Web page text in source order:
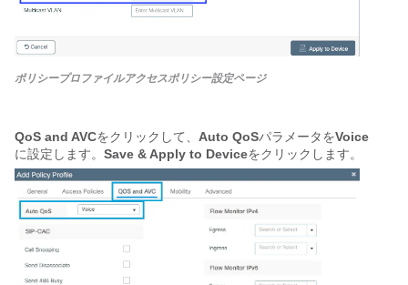
ポリシープロファイルアクセスポリシー設定ページ
QoS and AVCをクリックして、 Auto QoSパラメータをVoice
に設定します。 Save & Apply to Deviceをクリックします。